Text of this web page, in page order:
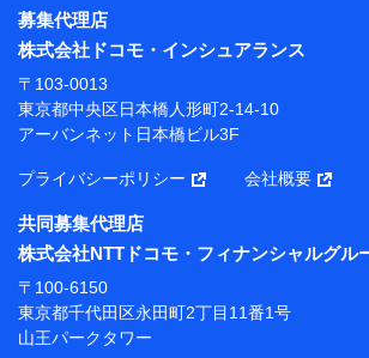
【利用目的】
当社または株式会社NTTドコモ・フィナ
プが提供する保険関連サービスにおける
付および管理のため
当社または株式会社NTTドコモ・フィナ
携会社の保険その他に関する情報を提供
維持管理等の委託業務遂行のため、また
関連する当社または株式会社NTTドコモ
ルグループおよび提携会社のサービスを
ため
（各サービスで取得したサービス利用履
トの閲覧履歴、購買履歴、ご契約内容等
ータを分析して、お客さまの趣味・嗜好
募集代理店
株式会社ドコモ・インシュアランス
〒103-0013
東京都中央区日本橋人形町2-14-10
アーバンネット日本橋ビル3F
プライバシーポリシー 会社概要
共同募集代理店
株式会社NTTドコモ・フィナンシャルグル
〒100-6150
東京都千代田区永田町2丁目11番1号
山王パークタワー